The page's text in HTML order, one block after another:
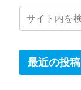
最近の投稿